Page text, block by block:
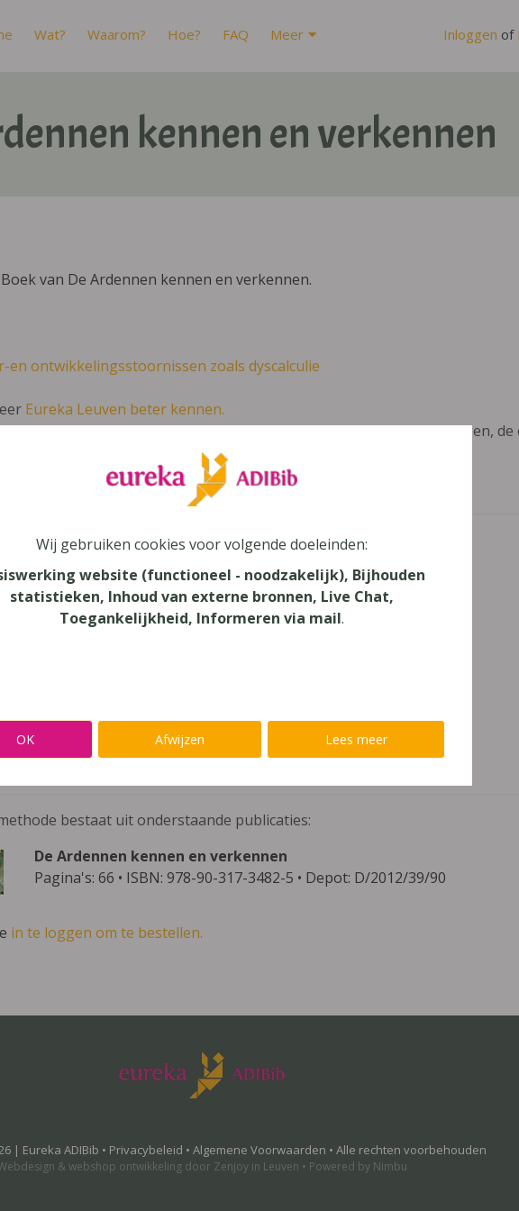
Wat? Waarom? Hoe? FAQ Meer Inloggen of
kennen en verkennen
van De Ardennen kennen en verkennen.
en ontwikkelingsstoornissen zoals dyscalculie
Eureka Leuven beter kennen.
leven in je talent'en lees meer over thema's als redelijke aanpassingen,
Ardennen kennen en verkennen
bestaat uit onderstaande publicaties:
De Ardennen kennen en verkennen
Pagina's: 66 • ISBN: 978-90-317-3482-5 • Depot: D/2012/39/90
in te loggen om te bestellen.
| Eureka ADIBib • Privacybeleid • Algemene Voorwaarden • Alle rechten voorbehouden
& webshop ontwikkelingdoor Zenjoy in Leuven • Powered by Nimbu
Wij gebruiken cookies voor volgende doeleinden:
website (functioneel - noodzakelijk), Bijhouden
statistieken, Inhoud van externe bronnen, Live Chat,
Toegankelijkheid, Informeren via mail.
OK Afwijzen Lees meer